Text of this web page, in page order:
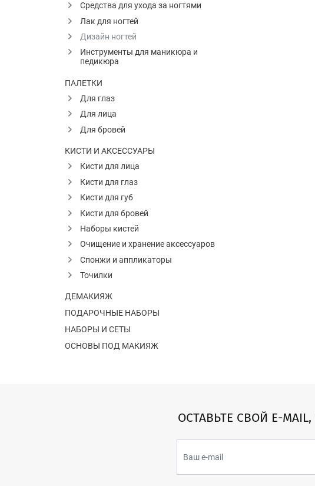
Средства для ухода за ногтями
Лак для ногтей
Дизайн ногтей
Инструменты для маникюра и
педикюра
ПАЛЕТКИ
Для глаз
Для лица
Для бровей
КИСТИ И АКСЕССУАРЫ
Кисти для лица
Кисти для глаз
Кисти для губ
Кисти для бровей
Наборы кистей
Очищение и хранение аксессуаров
Спонжи и аппликаторы
Точилки
ДЕМАКИЯЖ
ПОДАРОЧНЫЕ НАБОРЫ
НАБОРЫ И СЕТЫ
ОСНОВЫ ПОД МАКИЯЖ
ОСТАВЬТЕ СВОЙ E-